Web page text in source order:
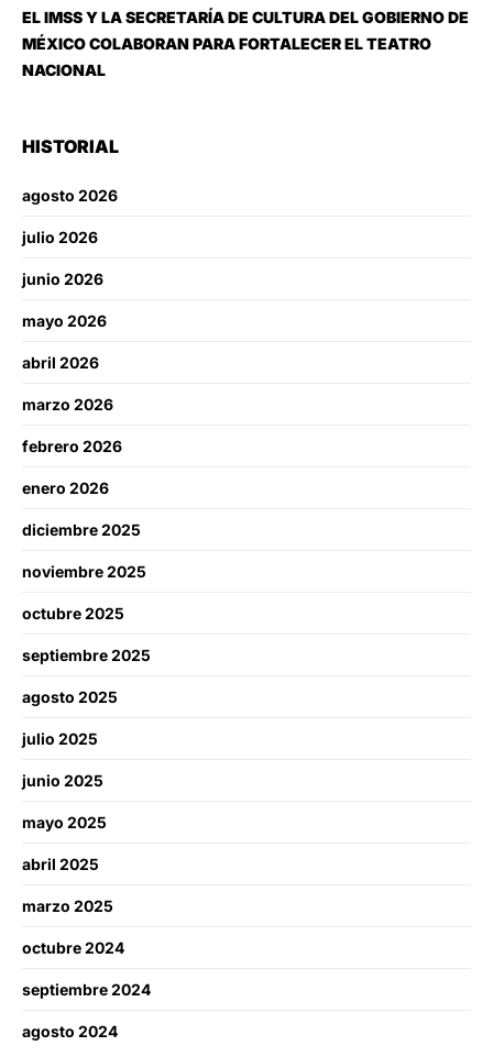
EL IMSS Y LA SECRETARÍA DE CULTURA DEL GOBIERNO DE
MÉXICO COLABORAN PARA FORTALECER EL TEATRO
NACIONAL
HISTORIAL
agosto 2026
julio 2026
junio 2026
mayo 2026
abril 2026
marzo 2026
febrero 2026
enero 2026
diciembre 2025
noviembre 2025
octubre 2025
septiembre 2025
agosto 2025
julio 2025
junio 2025
mayo 2025
abril 2025
marzo 2025
octubre 2024
septiembre 2024
agosto 2024